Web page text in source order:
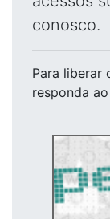
conosco.
Para liberar
responda